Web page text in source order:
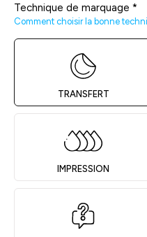
Technique de marquage *
Comment choisir la bonne
TRANSFERT
IMPRESSION